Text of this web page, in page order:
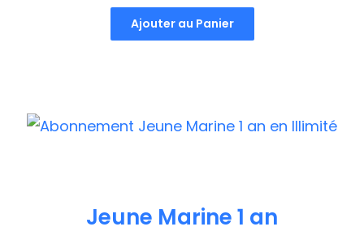
prix
initial
prix
actuel
Ajouter au Panier
Jeune Marine 1 an